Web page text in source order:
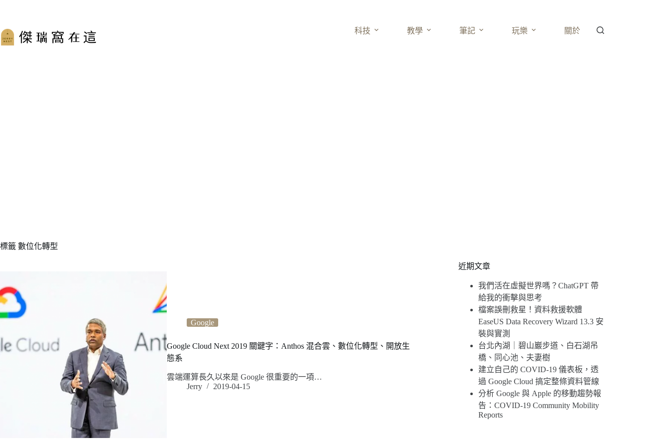
主
要
科技 教學 筆記 玩樂 關於
標籤 數位化轉型
Google
Google Cloud Next 2019 關鍵字：Anthos 混合雲、數位化轉型、開放生
態系
雲端運算長久以來是 Google 很重要的一項…
Jerry
2019-04-15
近期文章
我們活在虛擬世界嗎？ChatGPT 帶
給我的衝擊與思考
檔案誤刪救星！資料救援軟體
EaseUS Data Recovery Wizard 13.3 安
裝與實測
台北內湖｜碧山巖步道、白石湖吊
橋、同心池、夫妻樹
建立自己的 COVID-19 儀表板，透
過 Google Cloud 搞定整條資料管線
分析 Google 與 Apple 的移動趨勢報
告：COVID-19 Community Mobility
Reports